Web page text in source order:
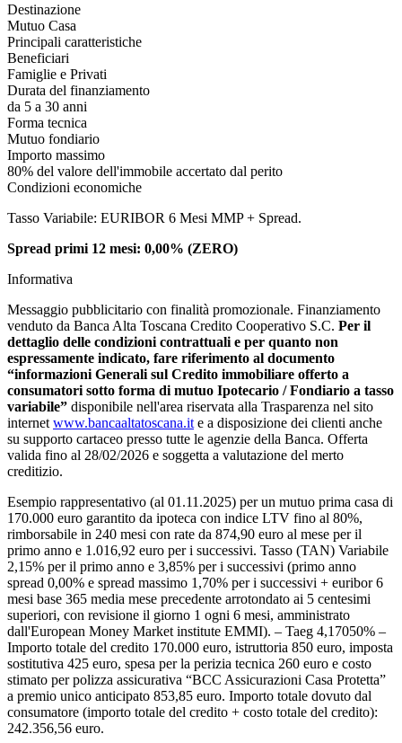
Destinazione
Mutuo Casa
Principali caratteristiche
Beneficiari
Famiglie e Privati
Durata del finanziamento
da 5 a 30 anni
Forma tecnica
Mutuo fondiario
Importo massimo
80% del valore dell'immobile accertato dal perito
Condizioni economiche
Tasso Variabile: EURIBOR 6 Mesi MMP + Spread.
Spread primi 12 mesi: 0,00% (ZERO)
Informativa
Messaggio pubblicitario con finalità promozionale. Finanziamento
venduto da Banca Alta Toscana Credito Cooperativo S.C. Per il
dettaglio delle condizioni contrattuali e per quanto non
espressamente indicato, fare riferimento al documento
“informazioni Generali sul Credito immobiliare offerto a
consumatori sotto forma di mutuo Ipotecario / Fondiario a tasso
variabile” disponibile nell'area riservata alla Trasparenza nel sito
internet www.bancaaltatoscana.it e a disposizione dei clienti anche
su supporto cartaceo presso tutte le agenzie della Banca. Offerta
valida fino al 28/02/2026 e soggetta a valutazione del merto
creditizio.
Esempio rappresentativo (al 01.11.2025) per un mutuo prima casa di
170.000 euro garantito da ipoteca con indice LTV fino al 80%,
rimborsabile in 240 mesi con rate da 874,90 euro al mese per il
primo anno e 1.016,92 euro per i successivi. Tasso (TAN) Variabile
2,15% per il primo anno e 3,85% per i successivi (primo anno
spread 0,00% e spread massimo 1,70% per i successivi + euribor 6
mesi base 365 media mese precedente arrotondato ai 5 centesimi
superiori, con revisione il giorno 1 ogni 6 mesi, amministrato
dall'European Money Market institute EMMI). – Taeg 4,17050% –
Importo totale del credito 170.000 euro, istruttoria 850 euro, imposta
sostitutiva 425 euro, spesa per la perizia tecnica 260 euro e costo
stimato per polizza assicurativa “BCC Assicurazioni Casa Protetta”
a premio unico anticipato 853,85 euro. Importo totale dovuto dal
consumatore (importo totale del credito + costo totale del credito):
242.356,56 euro.